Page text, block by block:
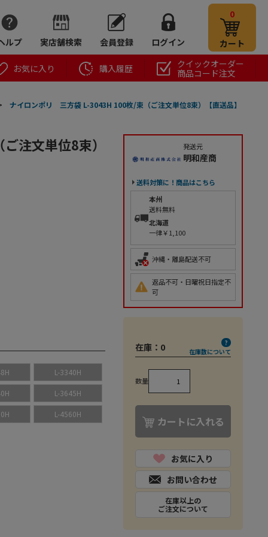
ルプ 実店舗検索 会員登録 ログイン
0
カート
お気に入り 購入履歴
クイックオーダー
商品コード注文
ナイロンポリ 三方袋 L-3043H 100枚/束（ご注文単位8束）【直送品】
注文単位8束）
L-3340H
L-3645H
L-4560H
発送元
明和産商
送料対策に！商品はこちら
本州
送料無料
北海道
一律￥1,100
沖縄・離島配送不可
返品不可・日曜祝日指定不
可
在庫： 0 在庫数について
数量
カートに入れる
お気に入り
お問い合わせ
在庫以上の
ご注文について